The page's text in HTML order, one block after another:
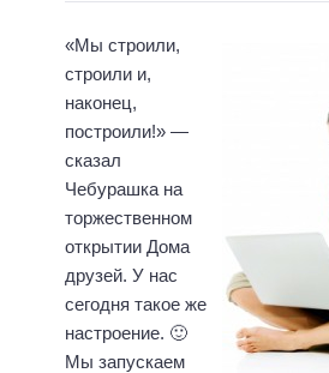
«Мы строили,
строили и,
наконец,
построили!» —
сказал
Чебурашка на
торжественном
открытии Дома
друзей. У нас
сегодня такое же
настроение. 🙂
Мы запускаем